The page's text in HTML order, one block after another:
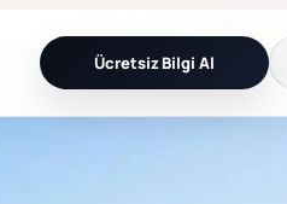
Ücretsiz Bilgi Al